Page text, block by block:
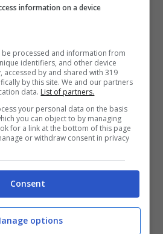
dom 4 ott – dom
ritorno a partire da€ 62
– mar 6 ott e mer 7 ott –
ritorno a partire da€ 51.
– dom 29 no
information on a device
processed and information from
identifiers, and other device
accessed by and shared with 319
by this site. We and our partners
data. List of partners.
your personal data on the basis
you can object to by managing
for a link at the bottom of this page
or withdraw consent in privacy
Consent
options